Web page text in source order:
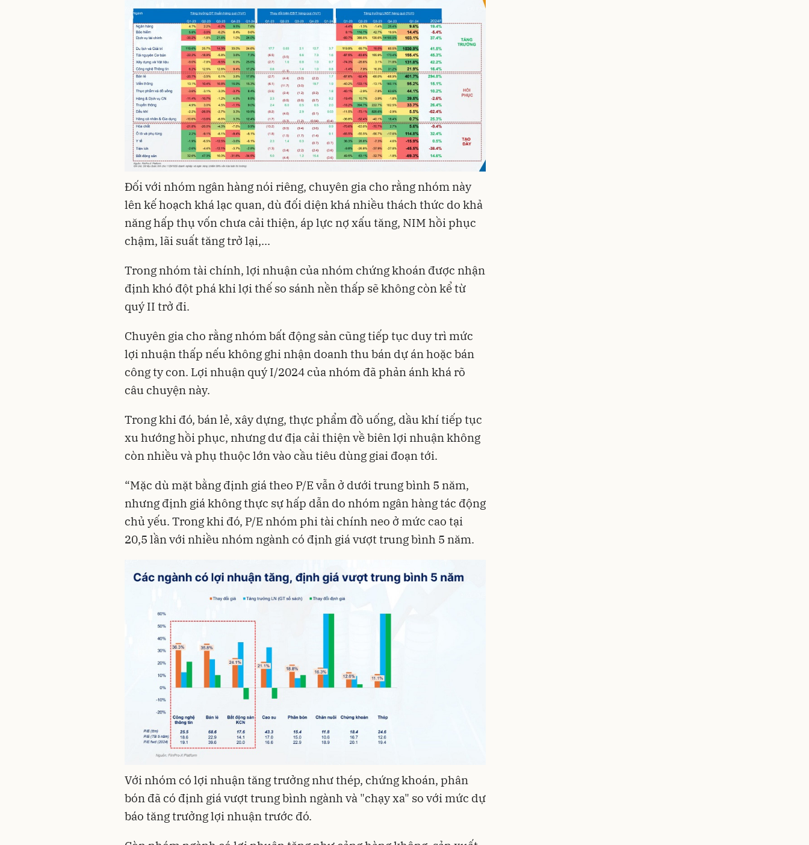
Đối với nhóm ngân hàng nói riêng, chuyên gia cho rằng nhóm này
lên kế hoạch khá lạc quan, dù đối diện khá nhiều thách thức do khả
năng hấp thụ vốn chưa cải thiện, áp lực nợ xấu tăng, NIM hồi phục
chậm, lãi suất tăng trở lại,...
Trong nhóm tài chính, lợi nhuận của nhóm chứng khoán được nhận
định khó đột phá khi lợi thế so sánh nền thấp sẽ không còn kể từ
quý II trở đi.
Chuyên gia cho rằng nhóm bất động sản cũng tiếp tục duy trì mức
lợi nhuận thấp nếu không ghi nhận doanh thu bán dự án hoặc bán
công ty con. Lợi nhuận quý I/2024 của nhóm đã phản ánh khá rõ
câu chuyện này.
Trong khi đó, bán lẻ, xây dựng, thực phẩm đồ uống, dầu khí tiếp tục
xu hướng hồi phục, nhưng dư địa cải thiện về biên lợi nhuận không
còn nhiều và phụ thuộc lớn vào cầu tiêu dùng giai đoạn tới.
“Mặc dù mặt bằng định giá theo P/E vẫn ở dưới trung bình 5 năm,
nhưng định giá không thực sự hấp dẫn do nhóm ngân hàng tác động
chủ yếu. Trong khi đó, P/E nhóm phi tài chính neo ở mức cao tại
20,5 lần với nhiều nhóm ngành có định giá vượt trung bình 5 năm.
Với nhóm có lợi nhuận tăng trưởng như thép, chứng khoán, phân
bón đã có định giá vượt trung bình ngành và "chạy xa" so với mức dự
báo tăng trưởng lợi nhuận trước đó.